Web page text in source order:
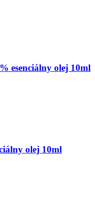
esenciálny olej 10ml
olej 10ml